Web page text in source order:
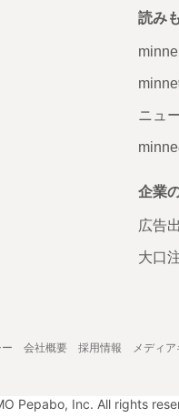
読み
ニュ
企業
広告
大口
会社概要 採用情報 メディア
Pepabo, Inc. All rights